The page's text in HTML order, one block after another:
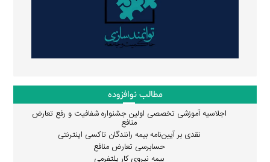
مطالب نوافزوده
اجلاسیه آموزشی تخصصی اولین جشنواره شفافیت و رفع تعارض
منافع
نقدی بر آیین‌نامه بیمه رانندگان تاکسی اینترنتی
حسابرسی تعارض منافع
بیمه نیروی کار پلتفرمی